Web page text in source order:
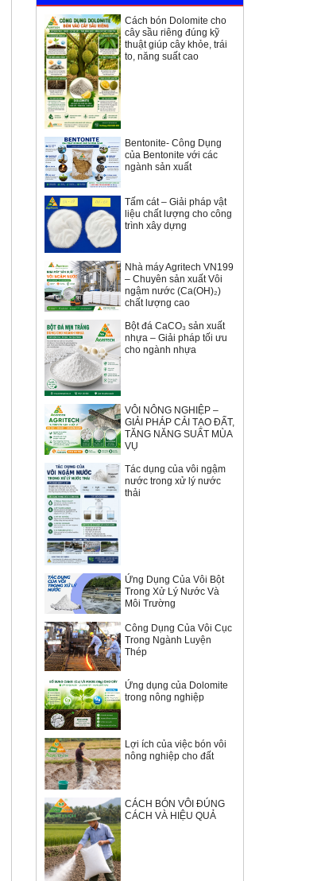
Cách bón Dolomite cho
cây sầu riêng đúng kỹ
thuật giúp cây khỏe, trái
to, năng suất cao
Bentonite- Công Dụng
của Bentonite với các
ngành sản xuất
Tấm cát – Giải pháp vật
liệu chất lượng cho công
trình xây dựng
Nhà máy Agritech VN199
– Chuyên sản xuất Vôi
ngậm nước (Ca(OH)₂)
chất lượng cao
Bột đá CaCO₃ sản xuất
nhựa – Giải pháp tối ưu
cho ngành nhựa
VÔI NÔNG NGHIỆP –
GIẢI PHÁP CẢI TẠO ĐẤT,
TĂNG NĂNG SUẤT MÙA
VỤ
Tác dụng của vôi ngậm
nước trong xử lý nước
thải
Ứng Dụng Của Vôi Bột
Trong Xử Lý Nước Và
Môi Trường
Công Dụng Của Vôi Cục
Trong Ngành Luyện
Thép
Ứng dụng của Dolomite
trong nông nghiệp
Lợi ích của việc bón vôi
nông nghiệp cho đất
CÁCH BÓN VÔI ĐÚNG
CÁCH VÀ HIỆU QUẢ